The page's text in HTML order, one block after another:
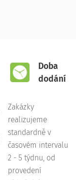
Doba
dodání
Zakázky
realizujeme
standardně v
časovém intervalu
2 - 5 týdnu, od
provedení